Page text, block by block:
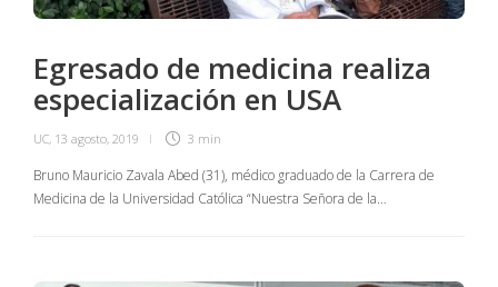
Egresado de medicina realiza
especialización en USA
UC, 13 agosto, 2019 3 min
Bruno Mauricio Zavala Abed (31), médico graduado de la Carrera de
Medicina de la Universidad Católica “Nuestra Señora de la…